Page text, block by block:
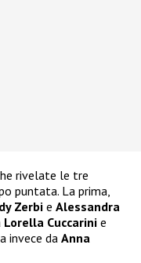
rivelate le tre
puntata. La prima,
Zerbie Alessandra
Lorella Cuccarini e
invece da Anna